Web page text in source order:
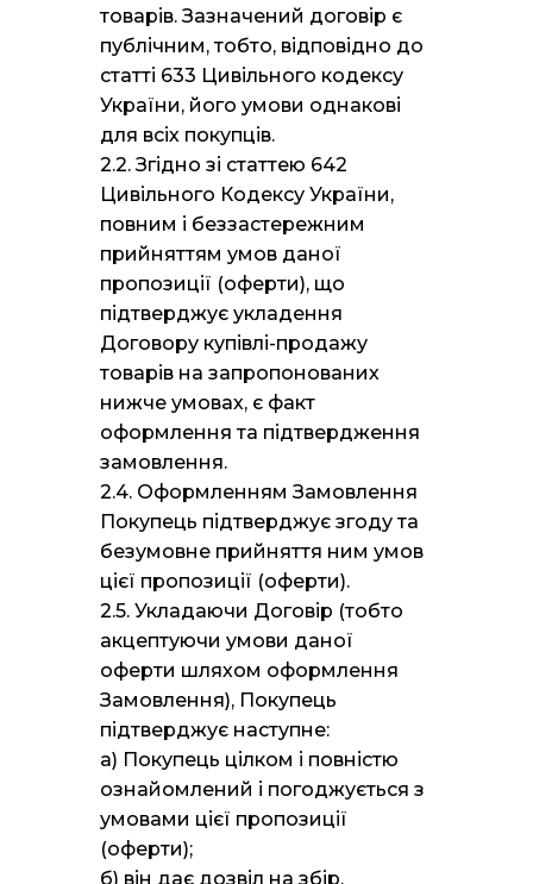
товарів. Зазначений договір є
публічним, тобто, відповідно до
статті 633 Цивільного кодексу
України, його умови однакові
для всіх покупців.
2.2. Згідно зі статтею 642
Цивільного Кодексу України,
повним і беззастережним
прийняттям умов даної
пропозиції (оферти), що
підтверджує укладення
Договору купівлі-продажу
товарів на запропонованих
нижче умовах, є факт
оформлення та підтвердження
замовлення.
2.4. Оформленням Замовлення
Покупець підтверджує згоду та
безумовне прийняття ним умов
цієї пропозиції (оферти).
2.5. Укладаючи Договір (тобто
акцептуючи умови даної
оферти шляхом оформлення
Замовлення), Покупець
підтверджує наступне:
а) Покупець цілком і повністю
ознайомлений і погоджується з
умовами цієї пропозиції
(оферти);
б) він дає дозвіл на збір,